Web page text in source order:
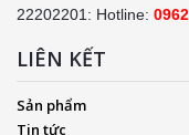
22202201: Hotline:
LIÊN KẾT
Sản phẩm
Tin tức